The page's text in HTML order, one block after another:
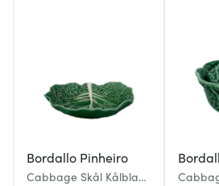
Bordallo Pinheiro
Cabbage Skål Kålblad